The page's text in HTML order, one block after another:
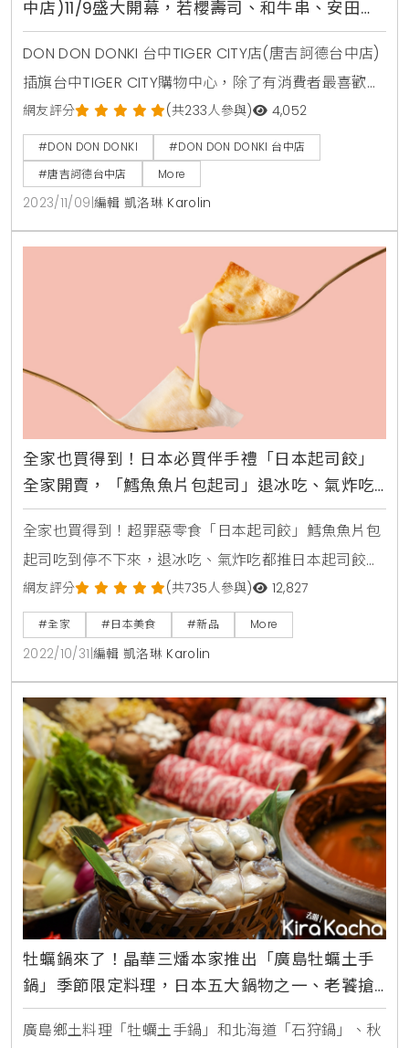
中店)11/9盛大開幕，若櫻壽司、和牛串、安田精
米、現煮食堂搶先看
DON DON DONKI 台中TIGER CITY店(唐吉訶德台中店)
插旗台中TIGER CITY購物中心，除了有消費者最喜歡的
和牛串、安田精米、現煮食堂（ヲた飯堂） 及COSME
DONKI 一起引進台中之外，還帶來全新品牌「若櫻壽
司」，全球首店就在台中，帶給中部消費者滿滿的日式
服務。開幕期間單筆消費滿2,000元，再加碼獲得
Donpen野餐墊或毛毯（二選一）。同時，DON DON
網友評分 (共233人參與) 4,052
#DON DON DONKI
#DON DON DONKI 台中店
#唐吉訶德台中店
More
2023/11/09 編輯 凱洛琳 Karolin
全家也買得到！日本必買伴手禮「日本起司餃」
全家開賣，「鱈魚魚片包起司」退冰吃、氣炸吃
都推
全家也買得到！超罪惡零食「日本起司餃」鱈魚魚片包
起司吃到停不下來，退冰吃、氣炸吃都推日本起司餃售
價：每盒$699，5盒特惠價$2440購買通路：1、官網
宅配：https://pse.is/4k3hhs2、全台全家便利商店年
菜預購DM：2022年11月23日起至2023年1月15日止
網友評分 (共735人參與) 12,827
#全家 #日本美食 #新品 More
2022/10/31 編輯 凱洛琳 Karolin
牡蠣鍋來了！晶華三燔本家推出「廣島牡蠣土手
鍋」季節限定料理，日本五大鍋物之一、老饕搶
先吃一波
廣島鄉土料理「牡蠣土手鍋」和北海道「石狩鍋」、秋